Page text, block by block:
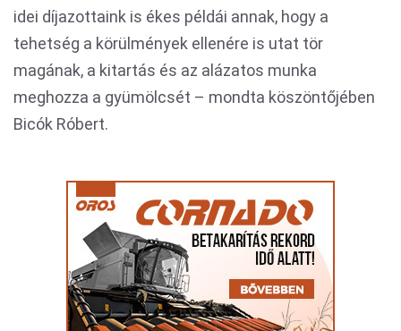
idei díjazottaink is ékes példái annak, hogy a
tehetség a körülmények ellenére is utat tör
magának, a kitartás és az alázatos munka
meghozza a gyümölcsét – mondta köszöntőjében
Bicók Róbert.